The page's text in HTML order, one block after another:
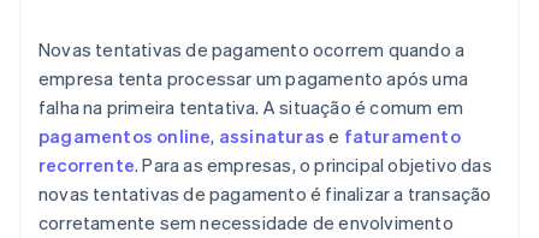
Desafio: conformidade regulatória e segurança em
novas tentativas
Solução: monitoramento contínuo de
conformidade e criptografia avançada
Desafio: minimizar os custos operacionais de novas
tentativas de pagamento
Novas tentativas de pagamento ocorrem quando a
empresa tenta processar um pagamento após uma
falha na primeira tentativa. A situação é comum em
pagamentos online, assinaturas e faturamento
recorrente. Para as empresas, o principal objetivo das
novas tentativas de pagamento é finalizar a transação
corretamente sem necessidade de envolvimento